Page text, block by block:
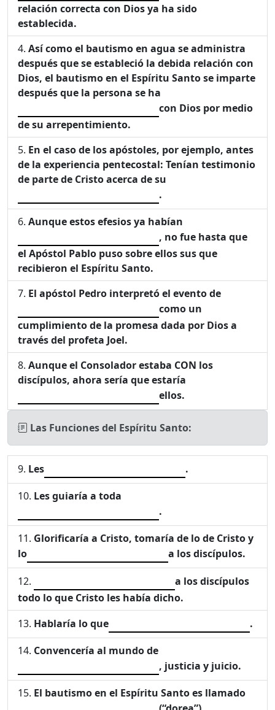
relación correcta con Dios ya ha sido
establecida.
Así como el bautismo en agua se administra
después que se estableció la debida relación con
Dios, el bautismo en el Espíritu Santo se imparte
después que la persona se ha
con Dios por medio
de su arrepentimiento.
En el caso de los apóstoles, por ejemplo, antes
de la experiencia pentecostal: Tenían testimonio
de parte de Cristo acerca de su
.
Aunque estos efesios ya habían
, no fue hasta que
el Apóstol Pablo puso sobre ellos sus que
recibieron el Espíritu Santo.
El apóstol Pedro interpretó el evento de
como un
cumplimiento de la promesa dada por Dios a
través del profeta Joel.
Aunque el Consolador estaba CON los
discípulos, ahora sería que estaría
ellos.
Las Funciones del Espíritu Santo:
Les
.
Les guiaría a toda
.
Glorificaría a Cristo, tomaría de lo de Cristo y
lo
a los discípulos.
a los discípulos
todo lo que Cristo les había dicho.
Hablaría lo que
.
Convencería al mundo de
, justicia y juicio.
El bautismo en el Espíritu Santo es llamado